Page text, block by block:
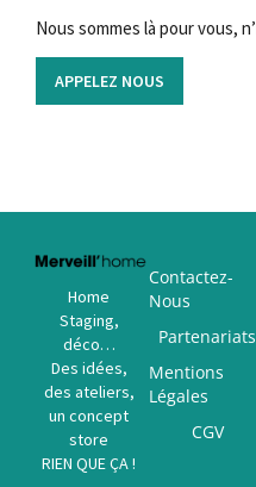
Nous sommes là pour vous,
APPELEZ NOUS
Home
Staging,
déco…
Des idées,
des ateliers,
un concept
store
RIEN QUE ÇA !
Contactez-
Nous
Partenariats
Mentions
Légales
CGV